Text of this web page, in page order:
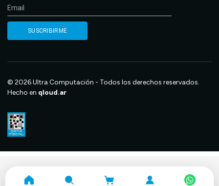
© 2026 Ultra Computación - Todos los derechos reservados.
Hecho en qloud.ar